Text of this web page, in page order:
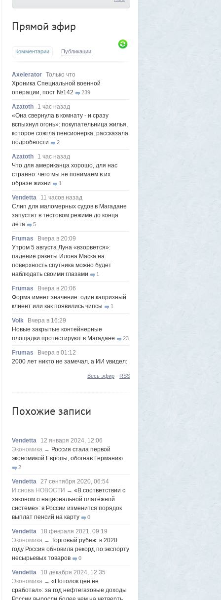
Прямой эфир
Комментарии Публикации
Axelerator Только что
Хроника Специальной военной
операции, пост №142
239
Azatoth
1 час назад
«Она свернула в комнату - и сразу
вспыхнул огонь»: покупательница жилья,
которое сожгла пенсионерка, рассказала
подробности
2
Azatoth
1 час назад
Что для американца хорошо, для нас
странно: чего мы не понимаем в их
образе жизни
1
Vendetta
11 часов назад
Слип для маломерных судов в Магадане
запустят в тестовом режиме до конца
лета
5
Frumas
Вчера в 20:09
Утром 5 августа Луна «взорвется»:
падение ракеты Илона Маска на
поверхность спутника можно будет
наблюдать своими глазами
1
Frumas
Вчера в 20:06
Форма имеет значение: один капризный
клиент или как появились чипсы
1
Volk
Вчера в 16:29
Новые закрытые контейнерные
площадки протестируют в Магадане
23
Frumas
Вчера в 01:12
2000 лет никто не замечал, а ИИ увидел:
восстановить то, что считалось
Китайских роботов-гуманоидов запретят
Артемий о текущем моменте
5
Axelerator
4 августа 2026, 18:49
Южнокорейская ведущая ведя прямую
Frumas 3 августа 2026, 21:32
Почему укусы насекомых зудят и
чешутся
2
3 августа 2026, 20:17
Как гиганты с Фаэтона и пришельцы из
Нибиру строили цивилизации на Земле
25
1 августа 2026, 18:36
Леопольд Ашенбреннер: Как 24-летний
щегол заработал $30 млрд на
инвестициях в AI (и потерял их вчера)
Весь эфир · RSS
Похожие записи
Vendetta
12 января 2024, 12:06
Экономика → Россия стала первой
экономикой Европы, обогнав Германию
2
Vendetta 27 сентября 2020, 06:54
И снова НОВОСТИ → «В соответствии с
законом о национальной платёжной
системе»: в России изменится порядок
выплат пенсий на карту
0
Vendetta
18 февраля 2021, 09:19
Экономика → Торговый рубеж: в 2020
году Россия обновила рекорд по экспорту
несырьевых товаров
0
Vendetta
10 декабря 2024, 12:35
Экономика → «Потолок цен не
сработал»: за год нефтегазовые доходы